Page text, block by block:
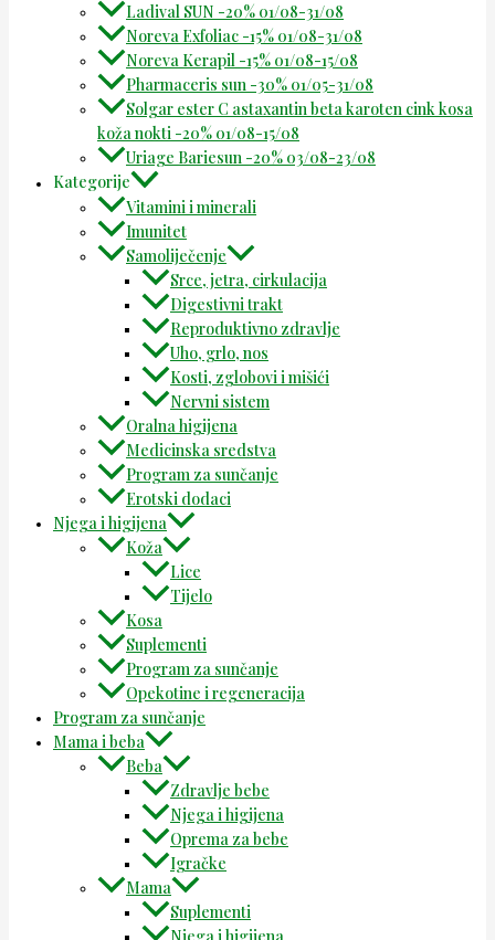
Ladival SUN -20% 01/08-31/08
Noreva Exfoliac -15% 01/08-31/08
Noreva Kerapil -15% 01/08-15/08
Pharmaceris sun -30% 01/05-31/08
Solgar ester C astaxantin beta karoten cink kosa
koža nokti -20% 01/08-15/08
Uriage Bariesun -20% 03/08-23/08
Kategorije
Vitamini i minerali
Imunitet
Samoliječenje
Srce, jetra, cirkulacija
Digestivni trakt
Reproduktivno zdravlje
Uho, grlo, nos
Kosti, zglobovi i mišići
Nervni sistem
Oralna higijena
Medicinska sredstva
Program za sunčanje
Erotski dodaci
Njega i higijena
Koža
Lice
Tijelo
Kosa
Suplementi
Program za sunčanje
Opekotine i regeneracija
Program za sunčanje
Mama i beba
Beba
Zdravlje bebe
Njega i higijena
Oprema za bebe
Igračke
Mama
Suplementi